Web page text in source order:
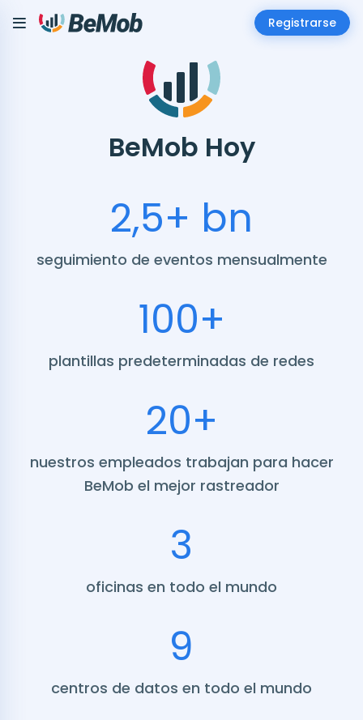
Registrarse
BeMob Hoy
2,5+ bn
seguimiento de eventos mensualmente
100+
plantillas predeterminadas de redes
20+
nuestros empleados trabajan para hacer
BeMob el mejor rastreador
3
oficinas en todo el mundo
9
centros de datos en todo el mundo